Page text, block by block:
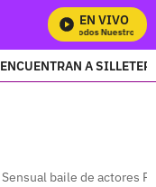
EN VIVO
Mira Todos Nuestros
ENCUENTRAN A
Sensual baile de actores